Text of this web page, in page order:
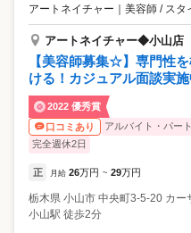
アートネイチャー ｜ 美容師 / スタ
アートネイチャー◆小山店
【美容師募集☆】専門性
ける！カジュアル面談実施
2022 優秀賞
口コミあり
アルバイト・パート
完全週休2日
正 月給 26万円 ~ 29万円
栃木県 小山市 中央町3-5-20 カ
小山駅 徒歩2分